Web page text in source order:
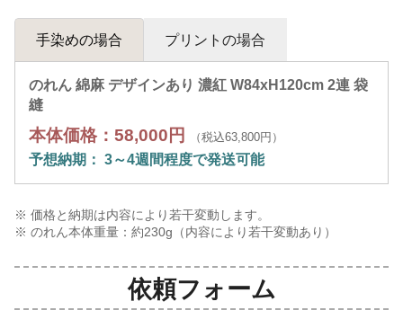
手染めの場合 プリントの場合
のれん 綿麻 デザインあり 濃紅 W84xH120cm 2連 袋
縫
本体価格：58,000円 （税込63,800円）
予想納期： 3～4週間程度で発送可能
※ 価格と納期は内容により若干変動します。
※ のれん本体重量：約230g（内容により若干変動あり）
依頼フォーム